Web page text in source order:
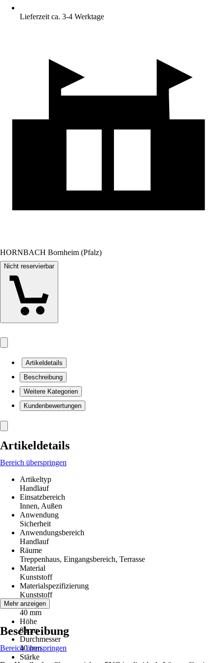
Lieferzeit ca. 3-4 Werktage
HORNBACH Bornheim (Pfalz)
Nicht reservierbar
Artikeldetails
Beschreibung
Weitere Kategorien
Kundenbewertungen
Artikeldetails
Bereich überspringen
Artikeltyp
Handlauf
Einsatzbereich
Innen, Außen
Anwendung
Sicherheit
Anwendungsbereich
Handlauf
Räume
Treppenhaus, Eingangsbereich, Terrasse
Material
Kunststoff
Materialspezifizierung
Kunststoff
Breite
40 mm
Höhe
8 mm
Durchmesser
40 mm
Stärke
Mehr anzeigen
Beschreibung
Bereich überspringen